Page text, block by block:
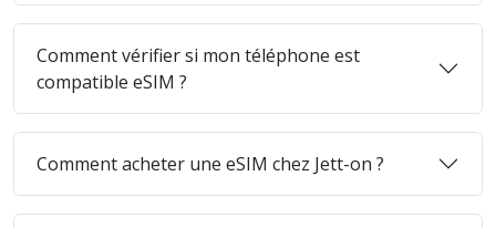
Comment vérifier si mon téléphone est
compatible eSIM ?
Comment acheter une eSIM chez Jett-on ?